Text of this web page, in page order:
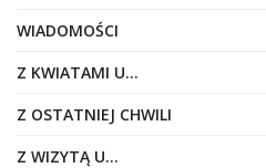
WIADOMOŚCI
Z KWIATAMI U…
Z OSTATNIEJ CHWILI
Z WIZYTĄ U…